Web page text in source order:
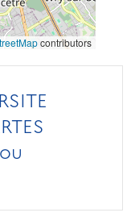
contributors